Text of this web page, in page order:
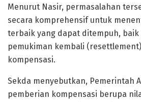
Menurut Nasir, permasalahan
secara komprehensif untuk
terbaik yang dapat ditempuh, baik
pemukiman kembali
kompensasi.
Sekda menyebutkan, Pemerintah
pemberian kompensasi berupa